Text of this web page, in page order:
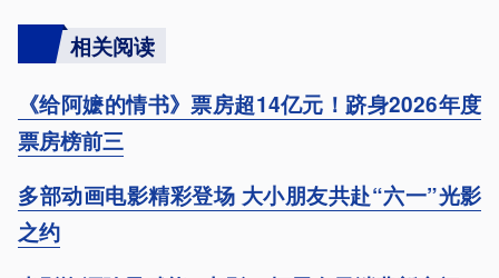
相关阅读
《给阿嬷的情书》票房超14亿元！跻身2026年度
票房榜前三
多部动画电影精彩登场 大小朋友共赴“六一”光影
之约